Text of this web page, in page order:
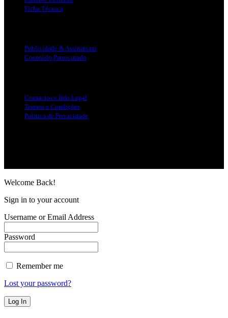
Ficha Técnica
Publicidade & Assinaturas
Conteúdo Patrocinado
Contactos e Info Legal
Termos e Condições
Politica de Privacidade
Welcome Back!
Sign in to your account
Username or Email Address
Password
Remember me
Lost your password?